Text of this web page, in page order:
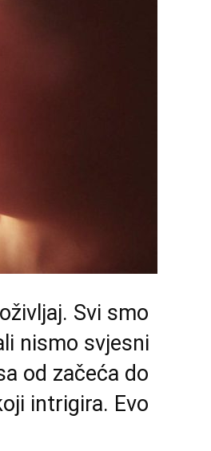
Svi smo
nismo svjesni
od začeća do
intrigira. Evo